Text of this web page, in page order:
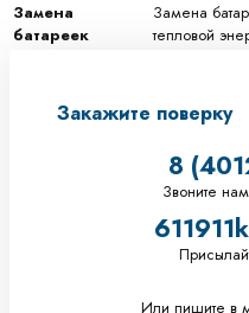
Замена
батареек
Замена
тепловой
Закажите поверку
8
Звоните
Или пишите в